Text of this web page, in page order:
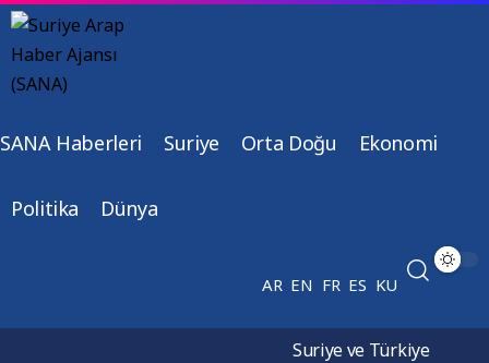
SANA Haberleri Suriye Orta Doğu Ekonomi
Politika Dünya
AR EN FR ES KU
Suriye ve Türkiye